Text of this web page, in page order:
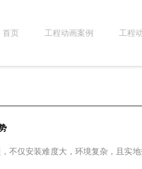
首页 工程动画案例 工程
不仅安装难度大，环境复杂，且实